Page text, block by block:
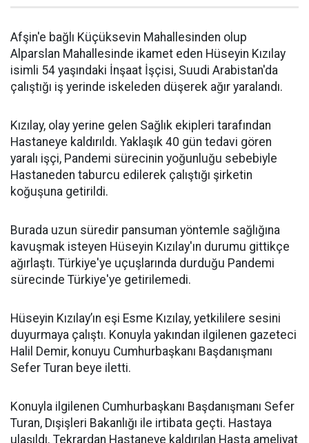
Afşin'e bağlı Küçüksevin Mahallesinden olup
Alparslan Mahallesinde ikamet eden Hüseyin Kızılay
isimli 54 yaşındaki İnşaat İşçisi, Suudi Arabistan'da
çalıştığı iş yerinde iskeleden düşerek ağır yaralandı.
Kızılay, olay yerine gelen Sağlık ekipleri tarafından
Hastaneye kaldırıldı. Yaklaşık 40 gün tedavi gören
yaralı işçi, Pandemi sürecinin yoğunluğu sebebiyle
Hastaneden taburcu edilerek çalıştığı şirketin
koğuşuna getirildi.
Burada uzun süredir pansuman yöntemle sağlığına
kavuşmak isteyen Hüseyin Kızılay'ın durumu gittikçe
ağırlaştı. Türkiye'ye uçuşlarında durduğu Pandemi
sürecinde Türkiye'ye getirilemedi.
Hüseyin Kızılay’ın eşi Esme Kızılay, yetkililere sesini
duyurmaya çalıştı. Konuyla yakından ilgilenen gazeteci
Halil Demir, konuyu Cumhurbaşkanı Başdanışmanı
Sefer Turan beye iletti.
Konuyla ilgilenen Cumhurbaşkanı Başdanışmanı Sefer
Turan, Dışişleri Bakanlığı ile irtibata geçti. Hastaya
ulaşıldı. Tekrardan Hastaneye kaldırılan Hasta ameliyat